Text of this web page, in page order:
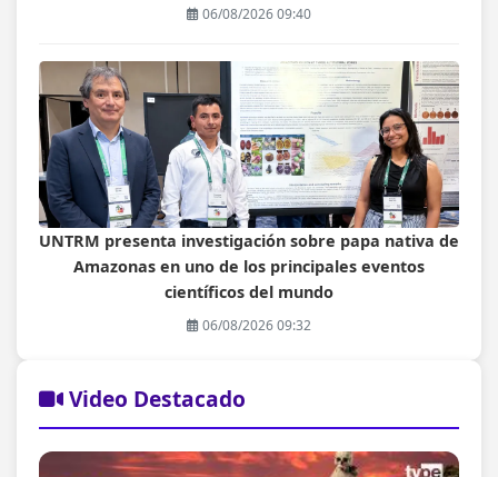
06/08/2026 09:40
UNTRM presenta investigación sobre papa nativa de
Amazonas en uno de los principales eventos
científicos del mundo
06/08/2026 09:32
Video Destacado